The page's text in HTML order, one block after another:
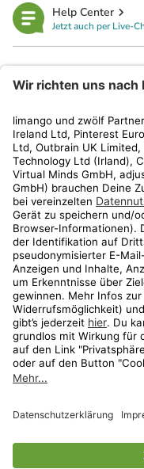
Help Center
Jetzt auch per Live-
Kundenservice
Shop
Aktionen
Travel